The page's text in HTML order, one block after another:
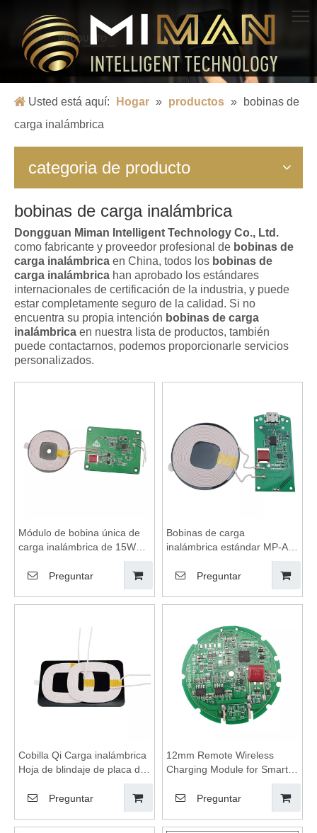
PRODUCTO
Nacido para cargar, creando comodidad y rapidez.
Usted está aquí: Hogar » productos »
bobinas de
carga inalámbrica
categoria de producto
bobinas de carga inalámbrica
Dongguan Miman Intelligent Technology Co., Ltd.
como fabricante y proveedor profesional de bobinas de
carga inalámbrica en China, todos los bobinas de
carga inalámbrica han aprobado los estándares
internacionales de certificación de la industria, y puede
estar completamente seguro de la calidad. Si no
encuentra su propia intención bobinas de carga
inalámbrica en nuestra lista de productos, también
puede contactarnos, podemos proporcionarle servicios
personalizados.
Módulo de bobina única de
carga inalámbrica de 15W
para teléfono, módulo de
carga de dispositivo
inalámbrico, bobinas de
carga inalámbrica, módulo
base de cargador
inalámbrico, plataforma de
carga inalámbrica
Preguntar
Bobinas de carga
inalámbrica estándar MP-A2
cargador inalámbrico de 15W
de extremo TX con bobina
de inducción de blindaje de
Preguntar
Cobilla Qi Carga inalámbrica
Hoja de blindaje de placa de
ferrita magnética Mn-Zn para
soporte/cargador de teléfono
celular, bobinas de carga
inalámbrica, módulo de
Preguntar
12mm Remote Wireless
Charging Module for Smart
Home,wireless charging
coils,wireless charging
module,Wireless charger
motherboard,Transmitting
Preguntar